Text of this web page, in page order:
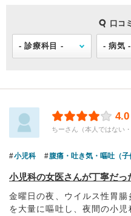
口コ
4.0
ちーさん（本人ではない
小児科 腹痛・吐き気・嘔吐（子
小児科の女医さんが丁寧だっ
金曜日の夜、ウイルス性胃
を大量に嘔吐し、夜間の小